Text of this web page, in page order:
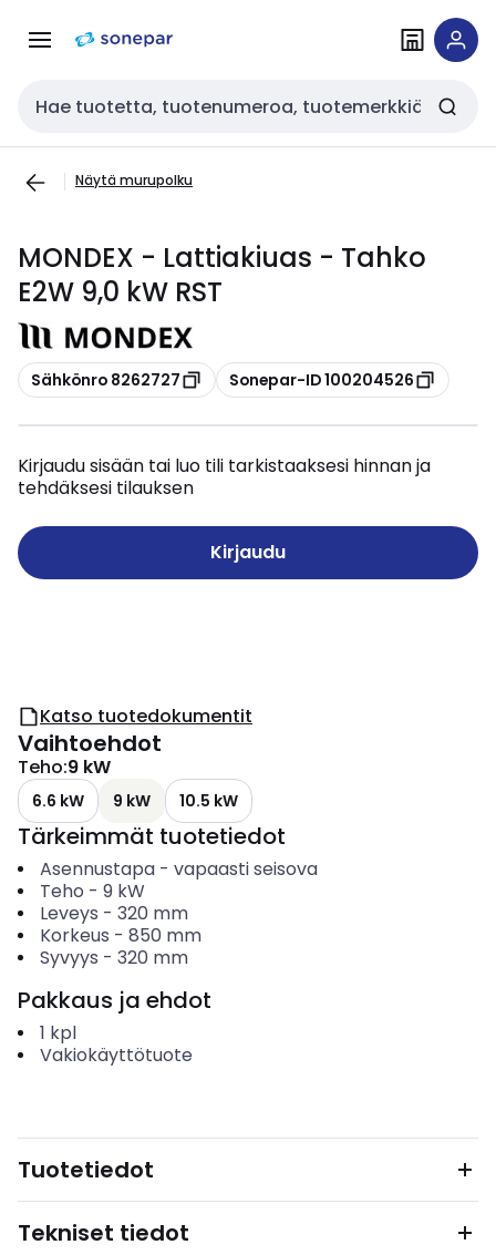
navigointiinsisältöön
Haku
Näytä murupolku
MONDEX - Lattiakiuas - Tahko
E2W 9,0 kW RST
Kopioi
Sähkönro 8262727 Kopioi
Sonepar-ID 100204526
Kirjaudu sisään tai luo tili tarkistaaksesi hinnan ja
tehdäksesi tilauksen
Kirjaudu
Katso tuotedokumentit
Vaihtoehdot
Teho:9 kW
6.6 kW 9 kW 10.5 kW
Tärkeimmät tuotetiedot
Asennustapa- vapaasti seisova
Teho - 9 kW
Leveys - 320 mm
Korkeus - 850 mm
Syvyys - 320 mm
Pakkaus ja ehdot
1 kpl
Vakiokäyttötuote
Tuotetiedot
Tekniset tiedot